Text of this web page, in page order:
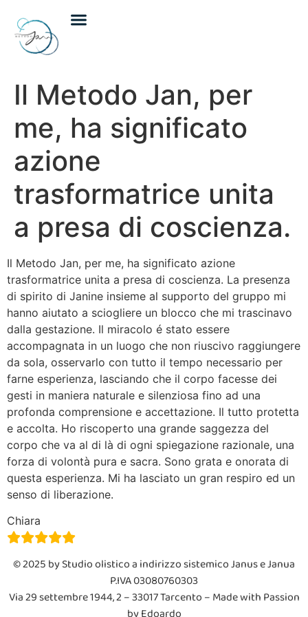
Il Metodo Jan, per
me, ha significato
azione
trasformatrice unita
a presa di coscienza.
Il Metodo Jan, per me, ha significato azione
trasformatrice unita a presa di coscienza. La presenza
di spirito di Janine insieme al supporto del gruppo mi
hanno aiutato a sciogliere un blocco che mi trascinavo
dalla gestazione. Il miracolo é stato essere
accompagnata in un luogo che non riuscivo raggiungere
da sola, osservarlo con tutto il tempo necessario per
farne esperienza, lasciando che il corpo facesse dei
gesti in maniera naturale e silenziosa fino ad una
profonda comprensione e accettazione. Il tutto protetta
e accolta. Ho riscoperto una grande saggezza del
corpo che va al di là di ogni spiegazione razionale, una
forza di volontà pura e sacra. Sono grata e onorata di
questa esperienza. Mi ha lasciato un gran respiro ed un
senso di liberazione.
Chiara
© 2025 by Studio olistico a indirizzo sistemico Janus e Janua
P.IVA 03080760303
Via 29 settembre 1944, 2 – 33017 Tarcento – Made with Passion